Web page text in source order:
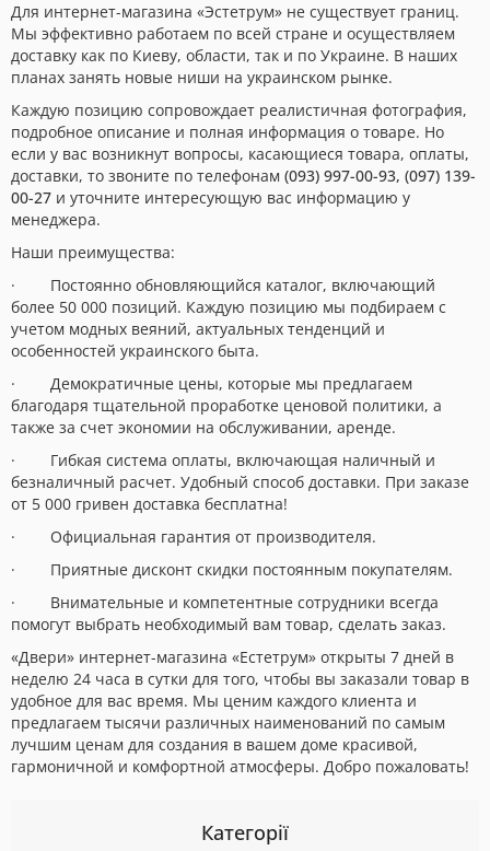
Для интернет-магазина «Эстетрум» не существует границ.
Мы эффективно работаем по всей стране и осуществляем
доставку как по Киеву, области, так и по Украине. В наших
планах занять новые ниши на украинском рынке.
Каждую позицию сопровождает реалистичная фотография,
подробное описание и полная информация о товаре. Но
если у вас возникнут вопросы, касающиеся товара, оплаты,
доставки, то звоните по телефонам (093) 997-00-93, (097) 139-
00-27 и уточните интересующую вас информацию у
менеджера.
Наши преимущества:
· Постоянно обновляющийся каталог, включающий
более 50 000 позиций. Каждую позицию мы подбираем с
учетом модных веяний, актуальных тенденций и
особенностей украинского быта.
· Демократичные цены, которые мы предлагаем
благодаря тщательной проработке ценовой политики, а
также за счет экономии на обслуживании, аренде.
· Гибкая система оплаты, включающая наличный и
безналичный расчет. Удобный способ доставки. При заказе
от 5 000 гривен доставка бесплатна!
· Официальная гарантия от производителя.
· Приятные дисконт скидки постоянным покупателям.
· Внимательные и компетентные сотрудники всегда
помогут выбрать необходимый вам товар, сделать заказ.
«Двери» интернет-магазина «Естетрум» открыты 7 дней в
неделю 24 часа в сутки для того, чтобы вы заказали товар в
удобное для вас время. Мы ценим каждого клиента и
предлагаем тысячи различных наименований по самым
лучшим ценам для создания в вашем доме красивой,
гармоничной и комфортной атмосферы. Добро пожаловать!
Категорії